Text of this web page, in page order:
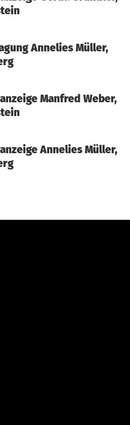
Annelies Müller,
Manfred Weber,
Annelies Müller,